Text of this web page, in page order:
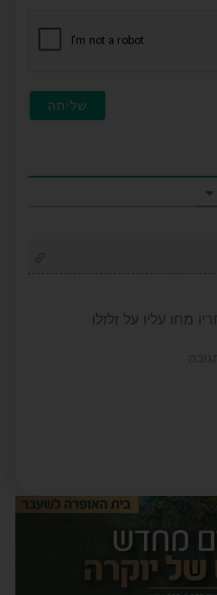
מחו עליו על זלזלו